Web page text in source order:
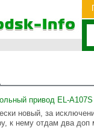
привод EL-A107S
новый, за
к нему отдам два доп